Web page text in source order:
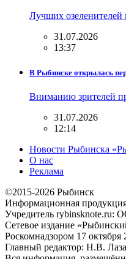
Лучших
31.07.2026
13:37
В Рыбинске открылась
Вниманию зрителей
31.07.2026
12:14
Новости Рыбинска
О нас
Реклама
©2015-2026 Рыбинск
Информационная продукция
Учредитель
Сетевое издание
Роскомнадзором 17 октября
Главный редактор: Н.В.